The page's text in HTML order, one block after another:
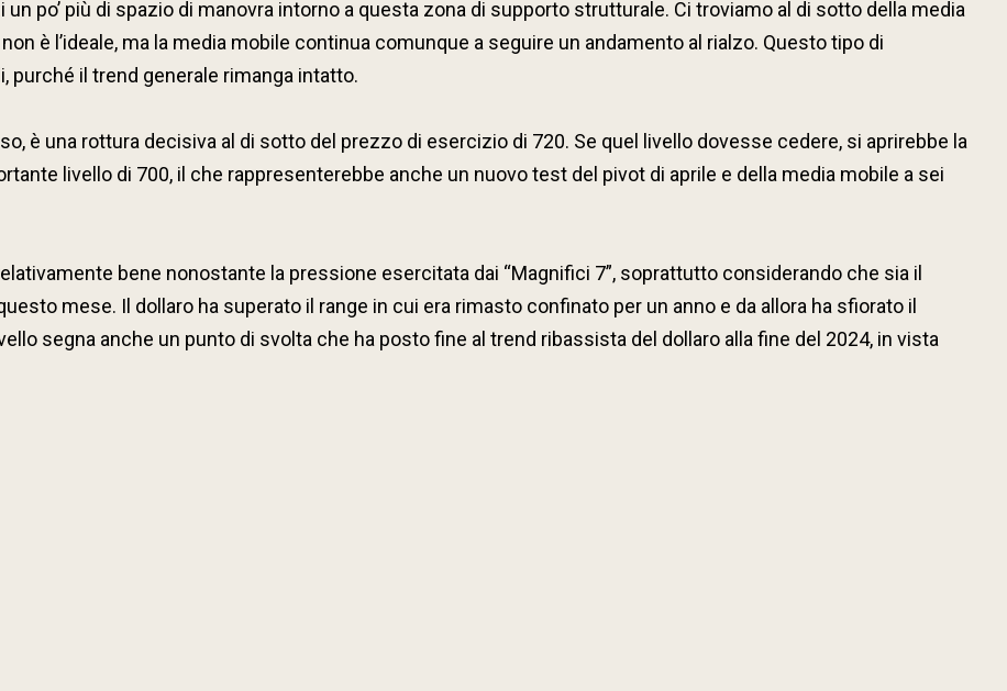
po’ più di spazio di manovra intorno a questa zona di supporto strutturale. Ci troviamo al di sotto della media
è l’ideale, ma la media mobile continua comunque a seguire un andamento al rialzo. Questo tipo di
il trend generale rimanga intatto.
è una rottura decisiva al di sotto del prezzo di esercizio di 720. Se quel livello dovesse cedere, si aprirebbe la
livello di 700, il che rappresenterebbe anche un nuovo test del pivot di aprile e della media mobile a sei
bene nonostante la pressione esercitata dai “Magnifici 7”, soprattutto considerando che sia il
mese. Il dollaro ha superato il range in cui era rimasto confinato per un anno e da allora ha sfiorato il
segna anche un punto di svolta che ha posto fine al trend ribassista del dollaro alla fine del 2024, in vista